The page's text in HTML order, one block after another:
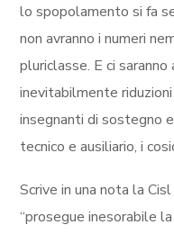
lo spopolamento si fa
non avranno i numeri
pluriclasse. E ci
inevitabilmente
insegnanti di sostegno
tecnico e ausiliario, i
Scrive in una nota la
“prosegue inesorabile